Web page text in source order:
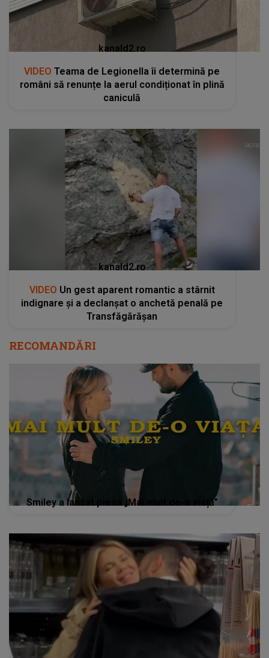
kanald2.ro
VIDEO Teama de Legionella îi determină pe
români să renunțe la aerul condiționat în plină
caniculă
kanald2.ro
VIDEO Un gest aparent romantic a stârnit
indignare și a declanșat o anchetă penală pe
Transfăgărășan
RECOMANDĂRI
Smiley a lansat piesa „Mai mult de-o viață”